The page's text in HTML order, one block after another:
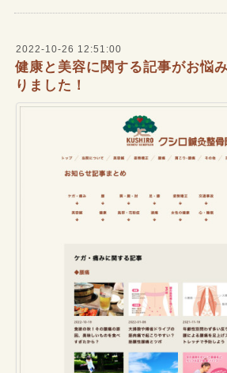
2022-10-26 12:51:00
健康と美容に関する記事がお悩
りました！